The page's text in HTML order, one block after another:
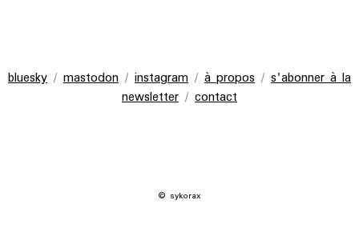
bluesky / mastodon / instagram / à propos / s'abonner à la
newsletter / contact
© sykorax